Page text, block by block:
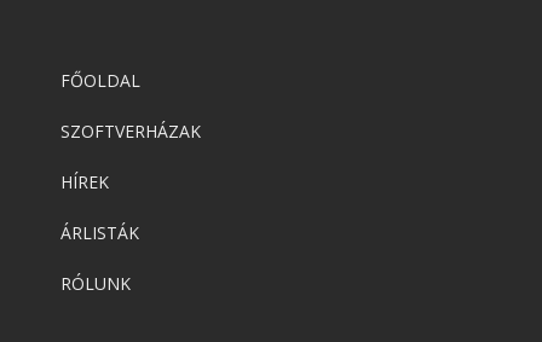
FŐOLDAL
SZOFTVERHÁZAK
HÍREK
ÁRLISTÁK
RÓLUNK